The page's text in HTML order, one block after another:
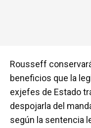
Rousseff
beneficios que la
exjefes de Estado
despojarla del
según la sentencia